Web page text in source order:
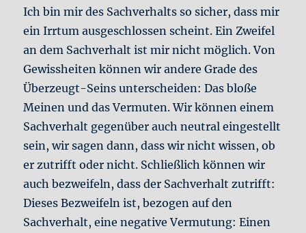
Ich bin mir des Sachverhalts so sicher, dass mir
ein Irrtum ausgeschlossen scheint. Ein Zweifel
an dem Sachverhalt ist mir nicht möglich. Von
Gewissheiten können wir andere Grade des
Überzeugt-Seins unterscheiden: Das bloße
Meinen und das Vermuten. Wir können einem
Sachverhalt gegenüber auch neutral eingestellt
sein, wir sagen dann, dass wir nicht wissen, ob
er zutrifft oder nicht. Schließlich können wir
auch bezweifeln, dass der Sachverhalt zutrifft:
Dieses Bezweifeln ist, bezogen auf den
Sachverhalt, eine negative Vermutung: Einen